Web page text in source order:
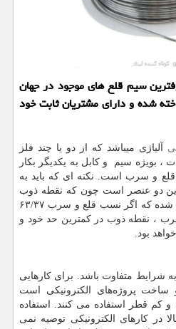
سیم قلع های موجود در جهان
شده و دارای مشتریان ثابت خود
آلیاژی میباشد که از دو یا چند فلز
، بویژه سیم و کابل به یکدیگر بکار
و سرب است. نکته ای که باید به
دو عنصر است چون که نقطه ذوب
لحیم را مشخص می کند. ثابت شده که اگر نسب قلع و سرب ۶۳/۳۷
۶۳% قلع و ۳۷% سرب ، نقطه ذوب در کمترین حد خود و
شرایط متفاوت باشد. برای کارهایی
ساخت پروژه‌های الکترونیکی است
و کم قطر استفاده می کنند. استفاده
در کارهای الکترونیکی توصیه نمی